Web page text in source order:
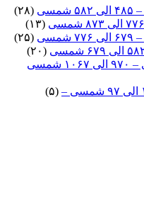
(۲۸)
(۱۳)
(۲۵)
(۲۰)
(۵)